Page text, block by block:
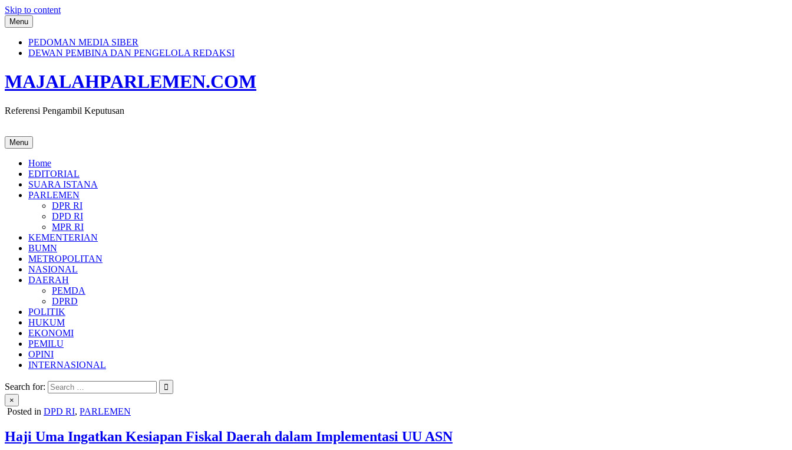
Skip to content
Menu
PEDOMAN MEDIA SIBER
DEWAN PEMBINA DAN PENGELOLA REDAKSI
MAJALAHPARLEMEN.COM
Referensi Pengambil Keputusan
Menu
Home
EDITORIAL
SUARA ISTANA
PARLEMEN
DPR RI
DPD RI
MPR RI
KEMENTERIAN
BUMN
METROPOLITAN
NASIONAL
DAERAH
PEMDA
DPRD
POLITIK
HUKUM
EKONOMI
PEMILU
OPINI
INTERNASIONAL
Search for:
×
Posted in DPD RI, PARLEMEN
Haji Uma Ingatkan Kesiapan Fiskal Daerah dalam Implementasi UU ASN